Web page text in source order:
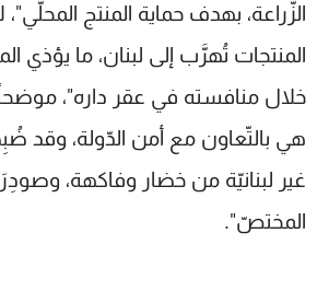
الزّراعة، بهدف حماية المنتج
المنتجات تُهرَّب إلى لبنان، ما يؤذي
خلال منافسته في عقر داره"،
هي بالتّعاون مع أمن الدّولة، وقد
غير لبنانيّة من خضار وفاكهة،
المختصّ".